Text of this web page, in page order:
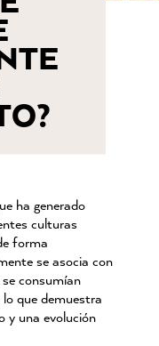
ha generado
culturas
forma
se asocia con
consumían
que demuestra
y una evolución